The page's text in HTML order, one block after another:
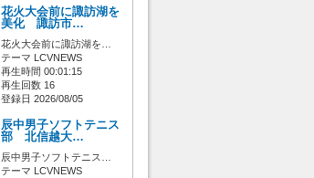
花火大会前に諏訪湖を
美化 諏訪市…
花火大会前に諏訪湖を…
テーマ LCVNEWS
再生時間 00:01:15
再生回数 16
登録日 2026/08/05
辰中男子ソフトテニス
部 北信越大…
辰中男子ソフトテニス…
テーマ LCVNEWS